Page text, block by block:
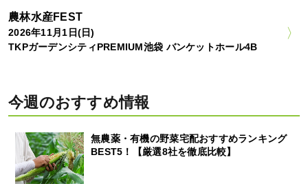
農林水産FEST
2026年11月1日(日)
TKPガーデンシティPREMIUM池袋 バンケットホール4B
今週のおすすめ情報
無農薬・有機の野菜宅配おすすめランキング
BEST5！【厳選8社を徹底比較】